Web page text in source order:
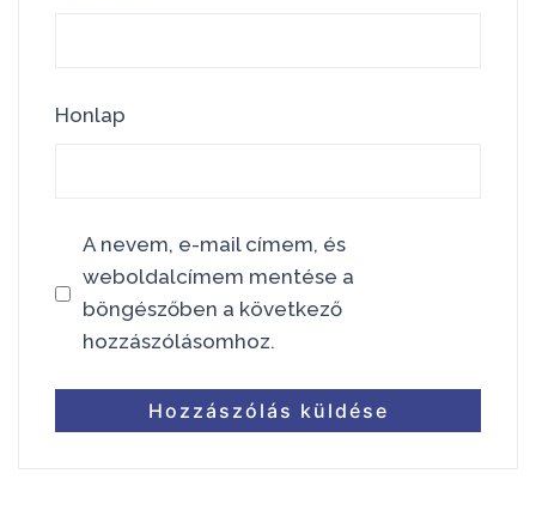
Honlap
A nevem, e-mail címem, és
weboldalcímem mentése a
böngészőben a következő
hozzászólásomhoz.